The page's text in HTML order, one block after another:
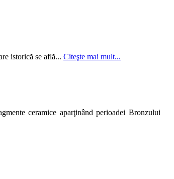
istorică se află... Citeşte mai mult...
ceramice aparţinând perioadei Bronzului